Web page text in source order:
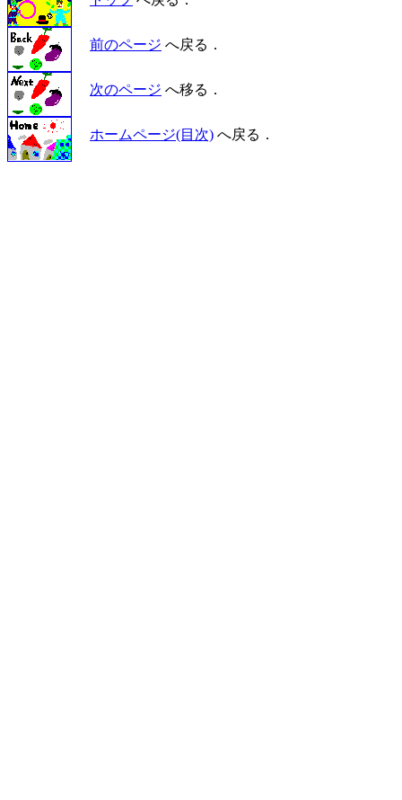
前のページ へ戻る．
次のページ へ移る．
ホームページ(目次) へ戻る．